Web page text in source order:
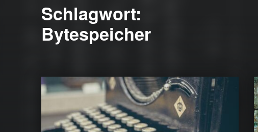
Schlagwort:
Bytespeicher